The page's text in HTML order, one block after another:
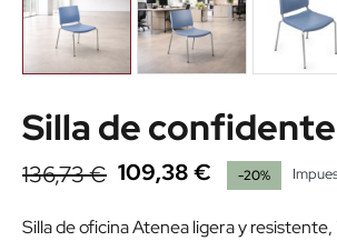
Silla de
136,73 € 109,38 € -20%
Silla de oficina Atenea ligera y resistente,